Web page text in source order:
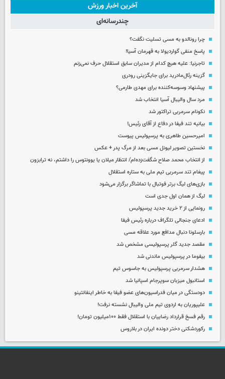
آخرین اخبار ورزش
چندرسانه‌ای
چرا رونالدو به مسی تسلیت نگفت؟
پاسخ منفی گواردیولا به قهرمان آسیا!
تاجرنیا: علیه هیچ کدام از مدیران سابق استقلال حرف نمی‌زنم
گزینه رئال‌مادرید برای جایگزینی رودری
پیشنهاد وسوسه‌کننده برای مهدی طارمی؟
مرد سال والیبال آسیا انتخاب شد
نکونام سرمربی تراکتور شد
بیانیه تند فیفا در دفاع از آقای رئیس!
امیرحسین طاهری به پرسپولیس پیوست
نخستین تصویر لیونل مسی بعد از مرگ پدر + عکس
از انتخاب محمد صلاح شگفت‌زده‌ام/ انتظار میلان یا یوونتوس را داشتم، نه ترابزون
پیغام تند سرمربی تیم ملی به ستاره استقلال
بازی‌های لیگ برتر فوتبال با تماشاگر برگزار می‌شود
لیگ از همان اول جدی است
رونمایی از ۲ خرید جدید پرسپولیس
ادعای جنجالی تلگراف درباره رئیس فیفا
بارسلونا دنبال مدافع مورد علاقه مسی
مقصد جدید گلر پرسپولیسی مشخص شد
بیفوما در پرسپولیس ماندنی شد
هشدار سرمربی پرسپولیس به جاسوس تیم
استانبول میزبان سوپرجام اسپانیا شد
دودستگی در میان فدراسیون‌های عضو فیفا به خاطر اینفانتینو
علیپوریان به اردوی تیم ملی والیبال نشسته نرفت!
رقم فسخ قرارداد رضاییان با استقلال فقط ۱۰۰میلیون تومان!
رکوردشکنی دختر دونده ایران در بلاروس